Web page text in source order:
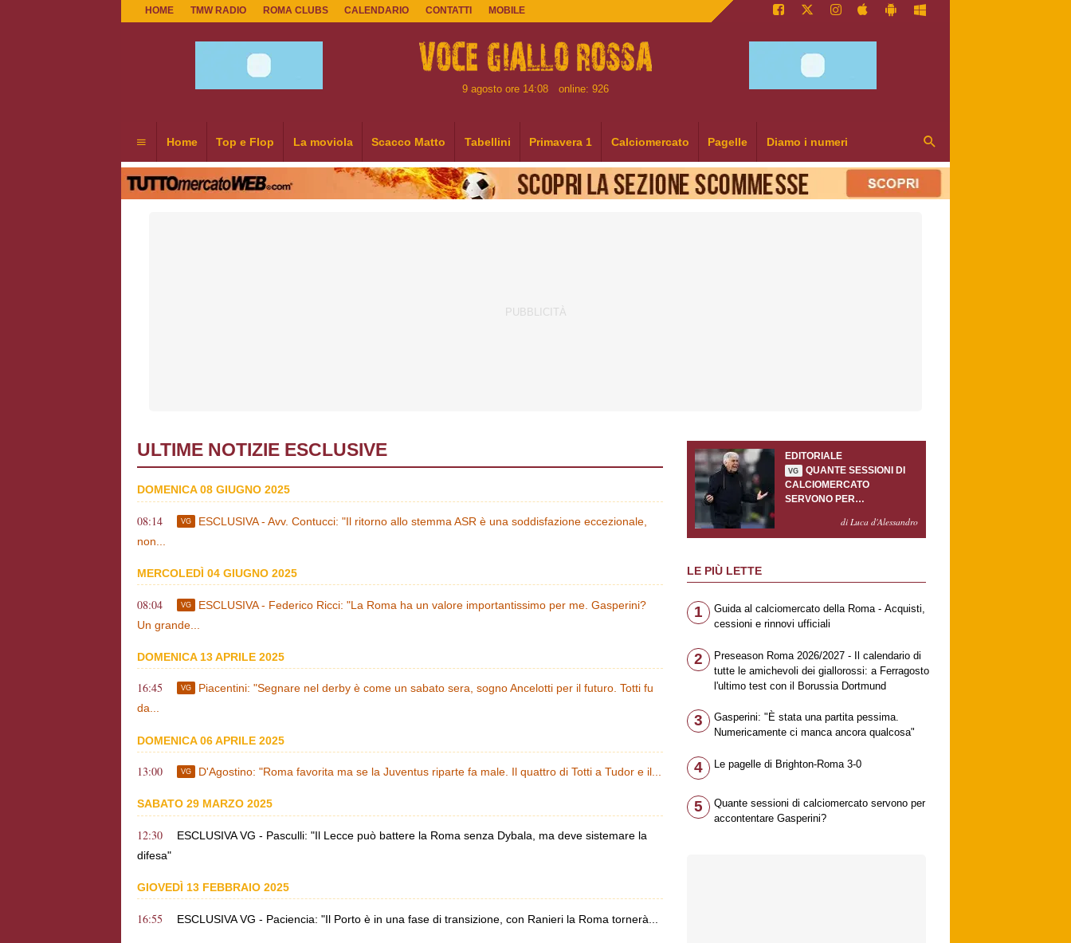
HOME TMW RADIO ROMA CLUBS CALENDARIO CONTATTI MOBILE
9 agosto ore 14:08 online: 926
Home Top e Flop La moviola Scacco Matto Tabellini Primavera 1 Calciomercato Pagelle Diamo i numeri
ULTIME NOTIZIE ESCLUSIVE
DOMENICA 08 GIUGNO 2025
08:14 VG
ESCLUSIVA - Avv. Contucci: "Il ritorno allo stemma ASR è una soddisfazione eccezionale,
non...
MERCOLEDÌ 04 GIUGNO 2025
08:04 VG
ESCLUSIVA - Federico Ricci: "La Roma ha un valore importantissimo per me. Gasperini?
Un grande...
DOMENICA 13 APRILE 2025
16:45 VG
Piacentini: "Segnare nel derby è come un sabato sera, sogno Ancelotti per il futuro. Totti fu
da...
DOMENICA 06 APRILE 2025
13:00 VG D'Agostino: "Roma favorita ma se la Juventus riparte fa male. Il quattro di Totti a Tudor e il...
SABATO 29 MARZO 2025
12:30
ESCLUSIVA VG - Pasculli: "Il Lecce può battere la Roma senza Dybala, ma deve sistemare la
difesa"
GIOVEDÌ 13 FEBBRAIO 2025
16:55 ESCLUSIVA VG - Paciencia: "Il Porto è in una fase di transizione, con Ranieri la Roma tornerà...
EDITORIALE
VG
QUANTE SESSIONI DI
CALCIOMERCATO
SERVONO PER
GASPERINI?di Luca d'Alessandro
LE PIÙ LETTE
1
Guida al calciomercato della Roma - Acquisti,
cessioni e rinnovi ufficiali
2
Preseason Roma 2026/2027 - Il calendario di
tutte le amichevoli dei giallorossi: a Ferragosto
l'ultimo test con il Borussia Dortmund
3
Gasperini: "È stata una partita pessima.
Numericamente ci manca ancora qualcosa"
4 Le pagelle di Brighton-Roma 3-0
5
Quante sessioni di calciomercato servono per
accontentare Gasperini?